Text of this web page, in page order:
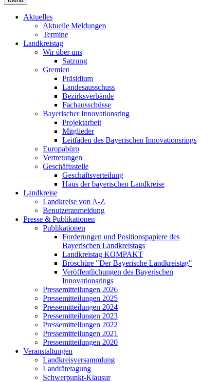
Aktuelles
Aktuelle Meldungen
Termine
Landkreistag
Wir über uns
Satzung
Gremien
Präsidium
Landesausschuss
Bezirksverbände
Fachausschüsse
Bayerischer Innovationsring
Projektarbeit
Mitglieder
Leitfäden des Bayerischen Innovationsrings
Europabüro
Vertretungen
Geschäftsstelle
Geschäftsverteilung
Haus der bayerischen Landkreise
Landkreise
Landkreise von A-Z
Benutzeranmeldung
Presse & Publikationen
Publikationen
Forderungen und Positionspapiere des
Bayerischen Landkreistags
Landkreistag KOMPAKT
Broschüre "Der Bayerische Landkreistag"
Veröffentlichungen des Bayerischen
Innovationsrings
Pressemitteilungen 2026
Pressemitteilungen 2025
Pressemitteilungen 2024
Pressemitteilungen 2023
Pressemitteilungen 2022
Pressemitteilungen 2021
Pressemitteilungen 2020
Veranstaltungen
Landkreisversammlung
Landrätetagung
Schwerpunkt-Klausur